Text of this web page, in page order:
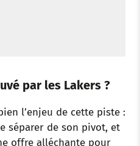
par les Lakers ?
l’enjeu de cette piste :
séparer de son pivot, et
offre alléchante pour